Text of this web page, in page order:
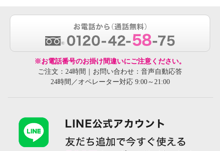
※お電話番号のお掛け間違いにご注意ください。
ご注文：24時間｜お問い合わせ：音声自動応答
24時間／オペレーター対応 9:00～21:00